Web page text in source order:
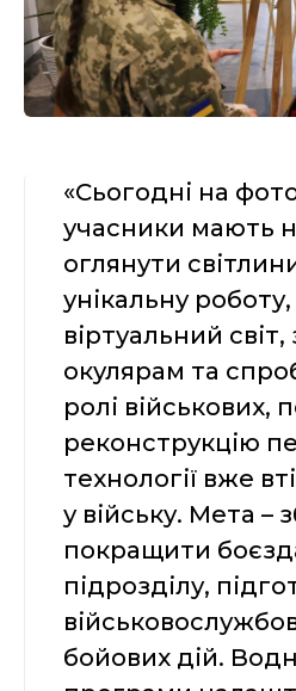
«Сьогодні на
учасники мають
оглянути
унікальну
віртуальний
окулярам та
ролі військових,
реконструкцію
технології вже
у війську. Мета –
покращити
підрозділу,
бойових дій.